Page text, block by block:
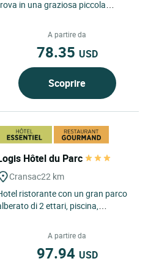
in una graziosa piccola
confini del Lot, del...
A partire da
78.35 USD
Scoprire
Hôtel du Parc
Cransac22 km
ristorante con un gran parco
di 2 ettari, piscina,
bambini, parcheggio privato...
A partire da
97.94 USD